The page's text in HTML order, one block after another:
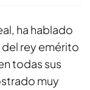
ha hablado
del rey emérito
todas sus
muy